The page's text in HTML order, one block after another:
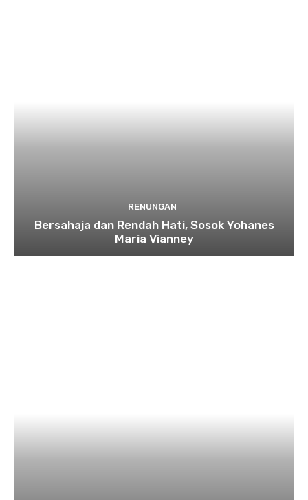
RENUNGAN
Bersahaja dan Rendah Hati, Sosok Yohanes
Maria Vianney